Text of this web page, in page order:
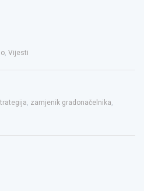
, Vijesti
, zamjenik gradonačelnika,